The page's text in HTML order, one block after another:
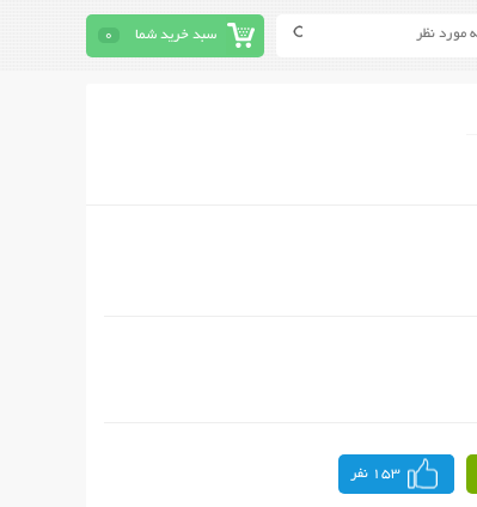
سبد خرید شما 0
153 نفر